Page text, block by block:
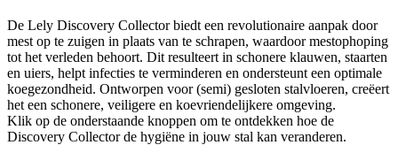
De Lely Discovery Collector biedt een revolutionaire aanpak door
mest op te zuigen in plaats van te schrapen, waardoor mestophoping
tot het verleden behoort. Dit resulteert in schonere klauwen, staarten
en uiers, helpt infecties te verminderen en ondersteunt een optimale
koegezondheid. Ontworpen voor (semi) gesloten stalvloeren, creëert
het een schonere, veiligere en koevriendelijkere omgeving.
Klik op de onderstaande knoppen om te ontdekken hoe de
Discovery Collector de hygiëne in jouw stal kan veranderen.